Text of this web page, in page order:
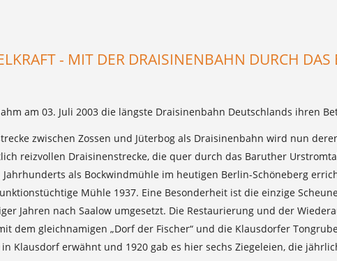
- MIT DER DRAISINENBAHN DURCH
am 03. Juli 2003 die längste Draisinenbahn Deutschlands ihren
zwischen Zossen und Jüterbog als Draisinenbahn wird nun
reizvollen Draisinenstrecke, die quer durch das Baruther
als Bockwindmühle im heutigen Berlin-Schöneberg
Mühle 1937. Eine Besonderheit ist die einzige
Jahren nach Saalow umgesetzt. Die Restaurierung und der
dem gleichnamigen „Dorf der Fischer“ und die Klausdorfer
Klausdorf erwähnt und 1920 gab es hier sechs Ziegeleien, die